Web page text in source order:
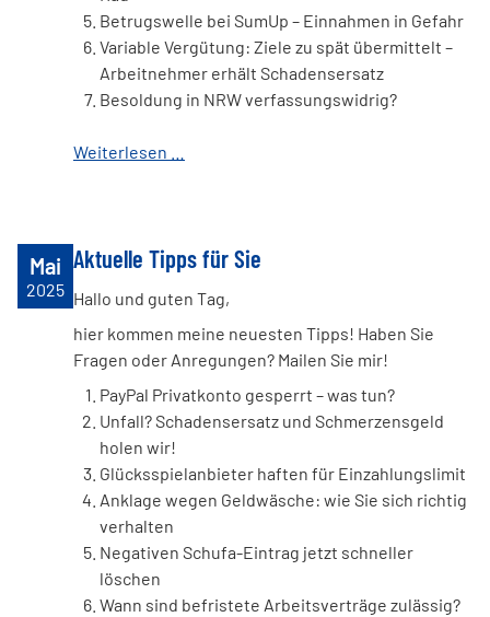
Betrugswelle bei SumUp – Einnahmen in Gefahr
Variable Vergütung: Ziele zu spät übermittelt –
Arbeitnehmer erhält Schadensersatz
Besoldung in NRW verfassungswidrig?
Weiterlesen …
Mai
2025
Aktuelle Tipps für Sie
Hallo und guten Tag,
hier kommen meine neuesten Tipps! Haben Sie
Fragen oder Anregungen? Mailen Sie mir!
PayPal Privatkonto gesperrt – was tun?
Unfall? Schadensersatz und Schmerzensgeld
holen wir!
Glücksspielanbieter haften für Einzahlungslimit
Anklage wegen Geldwäsche: wie Sie sich richtig
verhalten
Negativen Schufa-Eintrag jetzt schneller
löschen
Wann sind befristete Arbeitsverträge zulässig?